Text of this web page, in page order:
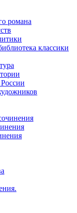
романа
классики